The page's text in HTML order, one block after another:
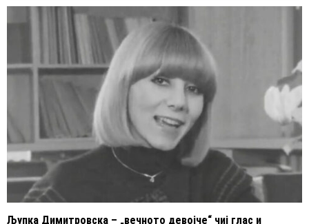
Љупка Димитровска – „вечното девојче“ чиј глас и